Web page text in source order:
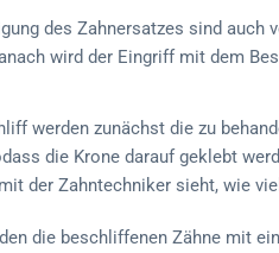
des Zahnersatzes sind auch
wird der Eingriff mit dem
werden zunächst die zu
die Krone darauf geklebt
der Zahntechniker sieht, wie
die beschliffenen Zähne mit